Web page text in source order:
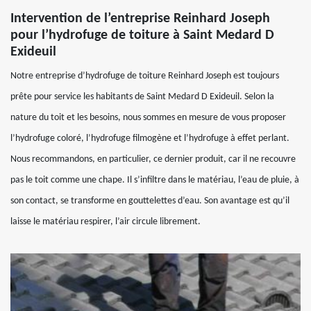
Intervention de l’entreprise Reinhard Joseph
pour l’hydrofuge de toiture à Saint Medard D
Exideuil
Notre entreprise d’hydrofuge de toiture Reinhard Joseph est toujours
prête pour service les habitants de Saint Medard D Exideuil. Selon la
nature du toit et les besoins, nous sommes en mesure de vous proposer
l’hydrofuge coloré, l’hydrofuge filmogène et l’hydrofuge à effet perlant.
Nous recommandons, en particulier, ce dernier produit, car il ne recouvre
pas le toit comme une chape. Il s’infiltre dans le matériau, l’eau de pluie, à
son contact, se transforme en gouttelettes d’eau. Son avantage est qu’il
laisse le matériau respirer, l’air circule librement.